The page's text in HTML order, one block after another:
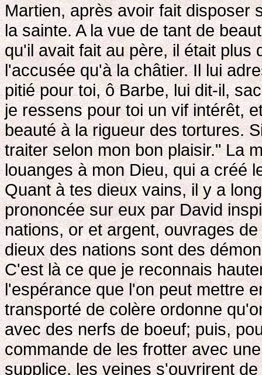
Martien, après avoir fait disposer
la sainte. A la vue de tant de
qu'il avait fait au père, il était plus
l'accusée qu'à la châtier. Il lui
pitié pour toi, ô Barbe, lui dit-il,
je ressens pour toi un vif intérêt,
beauté à la rigueur des tortures.
traiter selon mon bon plaisir." La
louanges à mon Dieu, qui a créé
Quant à tes dieux vains, il y a
prononcée sur eux par David
nations, or et argent, ouvrages
dieux des nations sont des
C'est là ce que je reconnais
l'espérance que l'on peut mettre
transporté de colère ordonne
avec des nerfs de boeuf; puis,
commande de les frotter avec
supplice, les veines s'ouvrirent